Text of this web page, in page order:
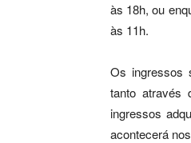
às 18h, ou
às 11h.
Os ingressos
tanto através
ingressos
acontecerá